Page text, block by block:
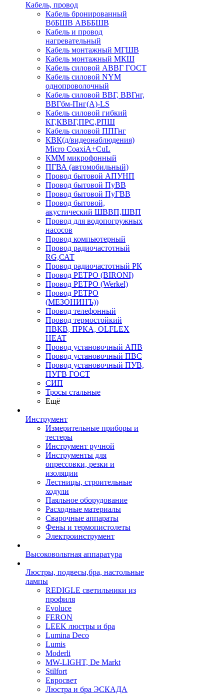
Кабель, провод
Кабель бронированный
ВбБШВ АВББШВ
Кабель и провод
нагревательный
Кабель монтажный МГШВ
Кабель монтажный МКШ
Кабель силовой АВВГ ГОСТ
Кабель силовой NYM
однопроволочный
Кабель силовой ВВГ, ВВГнг,
ВВГбм-Пнг(А)-LS
Кабель силовой гибкий
КГ,КВВГ,ПРС,РПШ
Кабель силовой ППГнг
КВК(д/видеонаблюдения)
Micro CoaxiA+CuL
КММ микрофонный
ПГВА (автомобильный)
Провод бытовой АПУНП
Провод бытовой ПуВВ
Провод бытовой ПуГВВ
Провод бытовой,
акустический ШВВП,ШВП
Провод для водопогружных
насосов
Провод компьютерный
Провод радиочастотный
RG,САТ
Провод радиочастотный РК
Провод РЕТРО (BIRONI)
Провод РЕТРО (Werkel)
Провод РЕТРО
(МЕЗОНИНЪ))
Провод телефонный
Провод термостойкий
ПВКВ, ПРКА, OLFLEX
HEAT
Провод установочный АПВ
Провод установочный ПВС
Провод установочный ПУВ,
ПУГВ ГОСТ
СИП
Тросы стальные
Ещё
Инструмент
Измерительные приборы и
тестеры
Инструмент ручной
Инструменты для
опрессовки, резки и
изоляции
Лестницы, строительные
ходули
Паяльное оборудование
Расходные материалы
Сварочные аппараты
Фены и термопистолеты
Электроинструмент
Высоковольтная аппаратура
Люстры, подвесы,бра, настольные
лампы
REDIGLE светильники из
профиля
Evoluce
FERON
LEEK люстры и бра
Lumina Deco
Lumis
Moderli
MW-LIGHT, De Markt
Stilfort
Евросвет
Люстра и бра ЭСКАДА